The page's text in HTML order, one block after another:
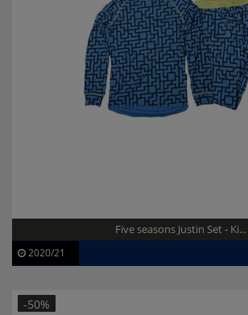
Five seasons Justin Set - Ki...
Artikel-ID:
110988
2020/21
-50%